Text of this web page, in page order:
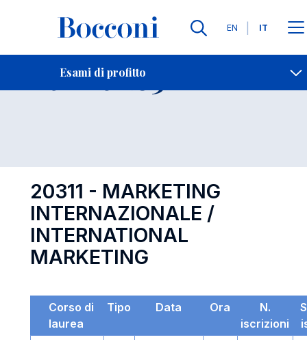
Lingue
EN IT
Esami di profitto
Contatti
Esame 20311 Open
20311 - MARKETING
INTERNAZIONALE /
INTERNATIONAL
MARKETING
Corso di
laurea
Tipo Data Ora
N.
iscrizioni